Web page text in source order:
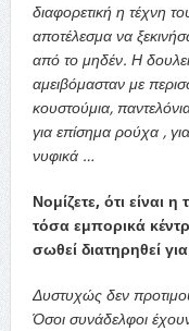
διαφορετική η τέχνη
αποτέλεσμα να
από το μηδέν. Η
αμειβόμασταν με
κουστούμια,
για επίσημα ρούχα ,
νυφικά …
Νομίζετε, ότι είναι
τόσα εμπορικά
σωθεί διατηρηθεί
Δυστυχώς δεν
Όσοι συνάδελφοι